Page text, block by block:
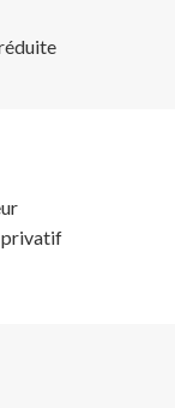
privatif